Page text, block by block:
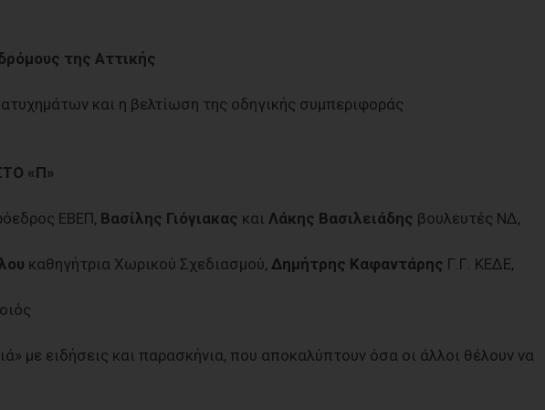
της Αττικής
και η βελτίωση της οδηγικής συμπεριφοράς
«Π»
ΕΒΕΠ, Βασίλης Γιόγιακας και Λάκης Βασιλειάδης βουλευτές ΝΔ,
καθηγήτρια Χωρικού Σχεδιασμού, Δημήτρης Καφαντάρης Γ.Γ. ΚΕΔΕ,
με ειδήσεις και παρασκήνια, που αποκαλύπτουν όσα οι άλλοι θέλουν να